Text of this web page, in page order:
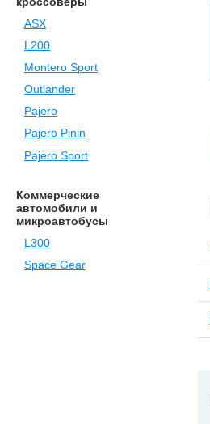
ASX
L200
Montero Sport
Outlander
Pajero
Pajero Pinin
Pajero Sport
Коммерческие
автомобили и
микроавтобусы
L300
Space Gear